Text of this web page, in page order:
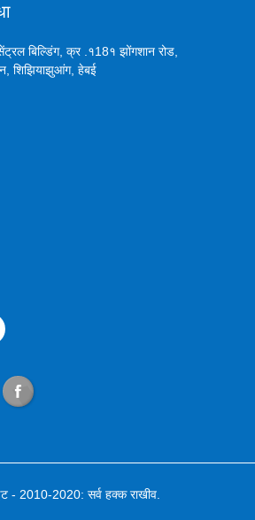
बिल्डिंग, क्र .१18१ झोंगशान रोड,
शिझियाझुआंग, हेबई
- 2010-2020: सर्व हक्क राखीव.